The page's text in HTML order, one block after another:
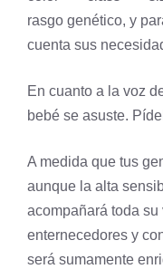
rasgo genético, y
cuenta sus
En cuanto a la voz
bebé se asuste.
A medida que tus
aunque la alta
acompañará toda
enternecedores y
será sumamente